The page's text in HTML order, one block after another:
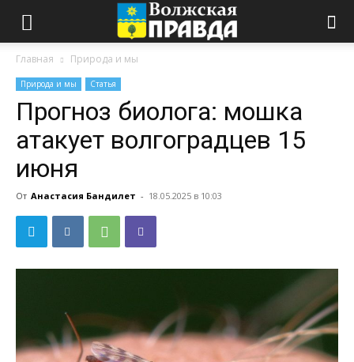
Главная Природа и мы
Природа и мы Статья
Прогноз биолога: мошка
атакует волгоградцев 15
июня
От Анастасия Бандилет - 18.05.2025 в 10:03